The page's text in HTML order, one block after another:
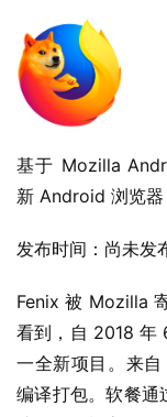
基于 Mozilla
新 Android 浏览器
发布时间：尚未发
Fenix 被 Mozilla
看到，自 2018 年
一全新项目。来
编译打包。软餐通